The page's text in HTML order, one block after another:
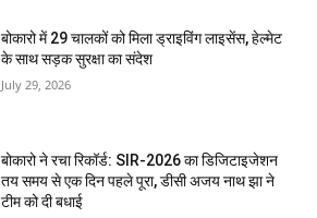
बोकारो में 29 चालकों को मिला ड्राइविंग लाइसेंस, हेल्मेट
के साथ सड़क सुरक्षा का संदेश
July 29, 2026
बोकारो ने रचा रिकॉर्ड: SIR-2026 का डिजिटाइजेशन
तय समय से एक दिन पहले पूरा, डीसी अजय नाथ झा ने
टीम को दी बधाई